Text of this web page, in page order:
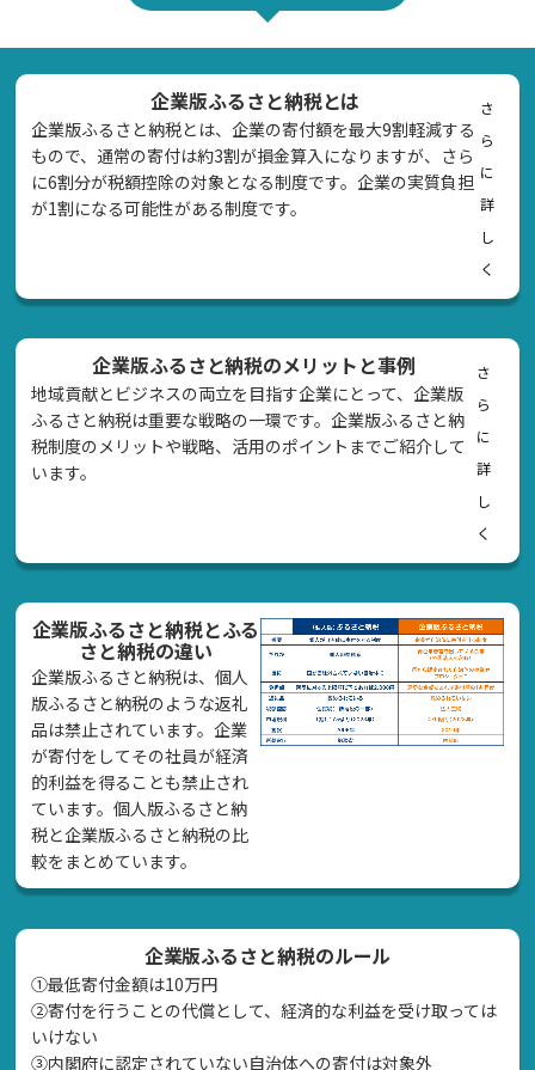
企業版ふるさと納税とは
企業版ふるさと納税とは、企業の寄付額を最大9割軽減する
もので、通常の寄付は約3割が損金算入になりますが、さら
に6割分が税額控除の対象となる制度です。企業の実質負担
が1割になる可能性がある制度です。
さ
ら
に
詳
し
く
企業版ふるさと納税のメリットと事例
地域貢献とビジネスの両立を目指す企業にとって、企業版
ふるさと納税は重要な戦略の一環です。企業版ふるさと納
税制度のメリットや戦略、活用のポイントまでご紹介して
います。
さ
ら
に
詳
し
く
企業版ふるさと納税とふる
さと納税の違い
企業版ふるさと納税は、個人
版ふるさと納税のような返礼
品は禁止されています。企業
が寄付をしてその社員が経済
的利益を得ることも禁止され
ています。個人版ふるさと納
税と企業版ふるさと納税の比
較をまとめています。
企業版ふるさと納税のルール
①最低寄付金額は10万円
②寄付を行うことの代償として、経済的な利益を受け取っては
いけない
➂内閣府に認定されていない自治体への寄付は対象外